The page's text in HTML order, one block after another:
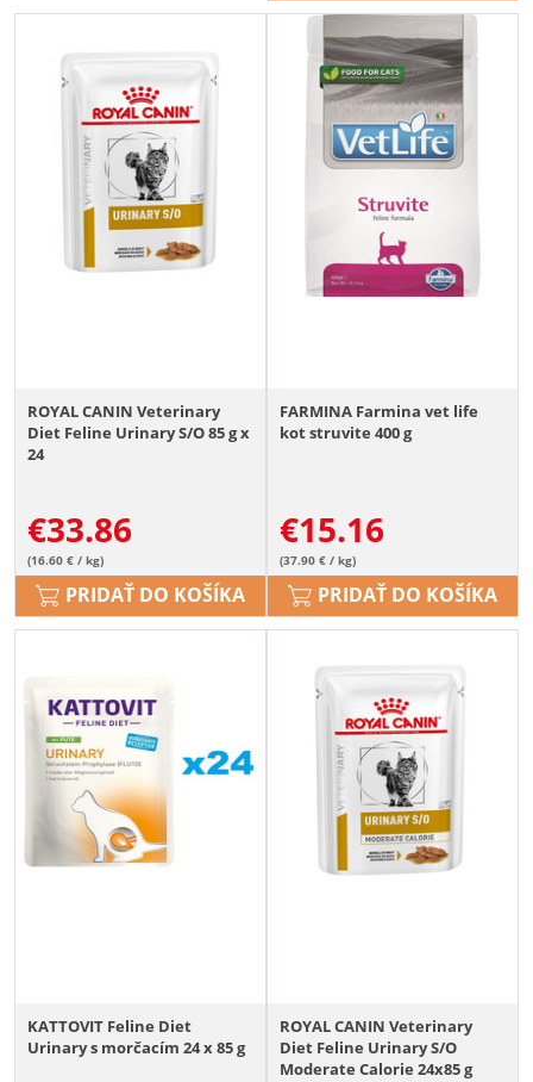
ROYAL CANIN Veterinary
Diet Feline Urinary S/O 85 g x
24
€33.86
(16.60 € / kg)
PRIDAŤ DO KOŠÍKA
FARMINA Farmina vet life
kot struvite 400 g
€15.16
(37.90 € / kg)
PRIDAŤ DO KOŠÍKA
KATTOVIT Feline Diet
Urinary s morčacím 24 x 85 g
ROYAL CANIN Veterinary
Diet Feline Urinary S/O
Moderate Calorie 24x85 g